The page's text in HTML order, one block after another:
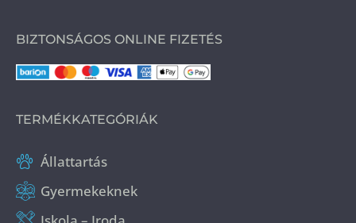
BIZTONSÁGOS ONLINE FIZETÉS
TERMÉKKATEGÓRIÁK
Állattartás
Gyermekeknek